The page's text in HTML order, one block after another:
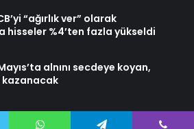
“ağırlık ver” olarak
%4’ten fazla yükseldi
alnını secdeye koyan,
kazanacak